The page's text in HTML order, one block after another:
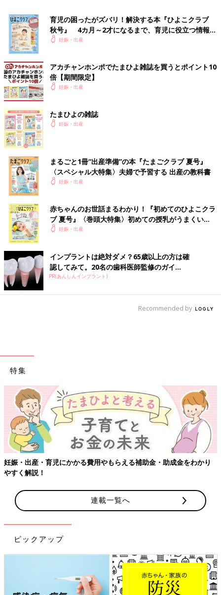
2022年世界選手権で銅メダル獲得後に、ハネムーンでケアンズへ。
――羽賀選手とのなれそめを教えてください。
から、車いすバスケから車いすラグビーに転向した池選手への取
材のために練習を見に行きました。そこに夫がいたことが出会い
のきっかけです。
当時、選手たちの合宿後の食事に何度か呼んでいただける機会が
あったんです。その食事会のあとに、夫が何回か私を車で送って
くれて、徐々に親しくなりました。
――どんなところにひかれましたか？
久下 とても優しい人で、一緒にいると気をつかわず楽にいられ
ました。夫は無口なタイプで、とても聞き上手。仕事のことや日
常のことなど、よく夫に電話をしていろいろと話を聞いてもらっ
らの仲よしのような感じがあったと思います。それに私も周囲の
人も、夫が怒っているところを見たことがありません。夫の落ち
着きとか優しさ、器の大きさみたいなところにひかれたんだと思
います。
――2019年9月から交際を始めたそうです。車いすのパートナー
いった、生活の一部しか知らない状態でした。おつき合いするこ
とになったときには、今後生活をともにすることになったら、自
分が「やっぱり無理かも」と感じてしまわないかという不安はあ
りました。でも、なんとかなりました（笑）
――羽賀選手の障害について教えてください。日常生活ではどん
なサポートが必要ですか？
久下 夫は専門学生のときに首の骨を折る交通事故にあい、両手
両足にまひがあり、体幹も使えない状態です。腕は動くけれど、
指をグーのように握ることはできません。ボールは持てますが、
お箸は持てないので食事にはスプーンやフォークを使います。そ
差があるところでは前に進めなかったりするので、そういうとき
は私がものを取ったり、車いすを押したりします。
すが、頸髄損傷したために自律神経障害があることは、少し生活
に影響しています。汗をかきにくく、私と体感温度が違うんで
す。暑さにも寒さにも弱い夫と、エアコンのリモコンの奪い合い
育児の困ったがズバリ！解決する本『ひよこクラブ
秋号』 4カ月～2才になるまで、育児に役立つ情報が
いっぱい！
妊娠・出産
アカチャンホンポでたまひよ雑誌を買うとポイント10
倍【期間限定】
妊娠・出産
たまひよの雑誌
妊娠・出産
まるごと1冊“出産準備”の本『たまごクラブ 夏号』
〈スペシャル大特集〉夫婦で予習する 出産の教科書
妊娠・出産
赤ちゃんのお世話まるわかり！『初めてのひよこクラ
ブ 夏号』〈巻頭大特集〉初めての授乳がうまくい
く！ おっぱい・ミルクの基本と夏のトラブル 解決テ
妊娠・出産
インプラントは絶対ダメ？65歳以上の方は確
認してみて。20名の歯科医師監修のガイ...
PR(あんしんインプラント)
Recommended by
特集
娠・出産・育児にかかる費用やもらえる補助金・助成金をわかり
すく解説！
連載一覧へ
ピックアップ